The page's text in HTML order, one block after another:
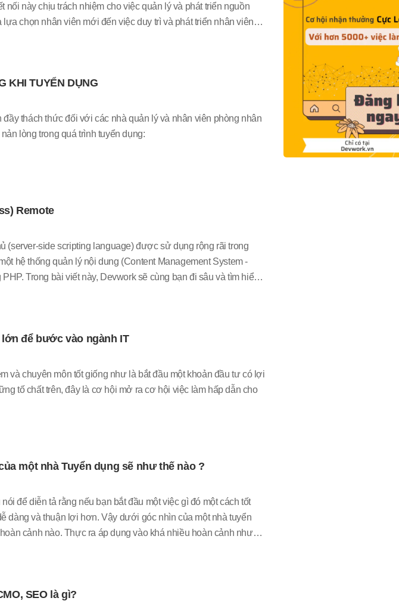
nối này chịu trách nhiệm cho việc quản lý và phát triển nguồn
chọn nhân viên mới đến việc duy trì và phát triển nhân viên
KHI TUYỂN DỤNG
thách thức đối với các nhà quản lý và nhân viên phòng nhân
lòng trong quá trình tuyển dụng:
Remote
(server-side scripting language) được sử dụng rộng rãi trong
hệ thống quản lý nội dung (Content Management System -
Trong bài viết này, Devwork sẽ cùng bạn đi sâu và tìm hiểu
để bước vào ngành IT
và chuyên môn tốt giống như là bắt đầu một khoản đầu tư có lợi
tố chất trên, đây là cơ hội mở ra cơ hội việc làm hấp dẫn cho
một nhà Tuyển dụng sẽ như thế nào ?
để diễn tả rằng nếu bạn bắt đầu một việc gì đó một cách tốt
dàng và thuận lợi hơn. Vậy dưới góc nhìn của một nhà tuyển
cảnh nào. Thực ra áp dụng vào khá nhiều hoàn cảnh nhưng
SEO là gì?